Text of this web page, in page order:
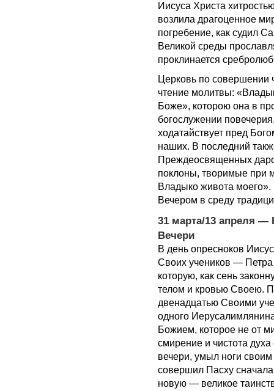
Иисуса Христа
возлила драгоценное
погребение, как судил
Великой среды
проклинается
Церковь по совершении
чтение молитвы:
Боже», которою она в
богослужении
ходатайствует пред
наших. В последний
Преждеосвященных
поклоны, творимые при
Владыко живота моего».
Вечером в среду
31 марта/13 апреля —
Вечери
В день опресноков
Своих учеников —
которую, как сень
телом и кровью Своею.
двенадцатью Своими
одного
Божием, которое не от
смирение и чистота
вечери, умыл ноги
совершил Пасху
новую — великое